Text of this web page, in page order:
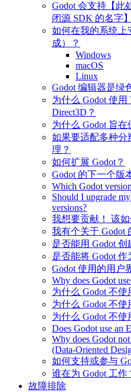
Godot 会支持【此
闭源 SDK 的名字
如何在我的系统上
成）？
Windows
macOS
Linux
Godot 编辑器是绿
为什么 Godot 使用
Direct3D？
为什么 Godot 旨
如果要适配多种分
理？
如何扩展 Godot？
Godot 的下一个版
Which Godot
Should I upgrade
versions?
我想要贡献！ 该如
我有个关于 Godot
是否能用 Godot 创
是否能将 Godot 作
Godot 使用的用户
Why does Godot
为什么 Godot 不
为什么 Godot 不使
为什么 Godot 不使
Does Godot use an
Why does Godot
(Data-Oriented
如何支持或参与
谁在为 Godot 工作
故障排除